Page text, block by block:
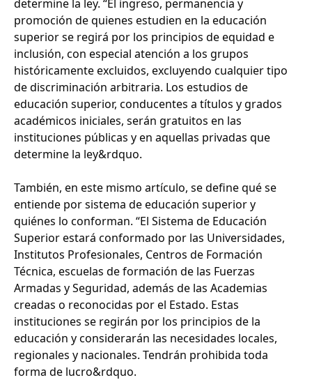
determine la ley. “El ingreso, permanencia y
promoción de quienes estudien en la educación
superior se regirá por los principios de equidad e
inclusión, con especial atención a los grupos
históricamente excluidos, excluyendo cualquier tipo
de discriminación arbitraria. Los estudios de
educación superior, conducentes a títulos y grados
académicos iniciales, serán gratuitos en las
instituciones públicas y en aquellas privadas que
determine la ley&rdquo.
También, en este mismo artículo, se define qué se
entiende por sistema de educación superior y
quiénes lo conforman. “El Sistema de Educación
Superior estará conformado por las Universidades,
Institutos Profesionales, Centros de Formación
Técnica, escuelas de formación de las Fuerzas
Armadas y Seguridad, además de las Academias
creadas o reconocidas por el Estado. Estas
instituciones se regirán por los principios de la
educación y considerarán las necesidades locales,
regionales y nacionales. Tendrán prohibida toda
forma de lucro&rdquo.